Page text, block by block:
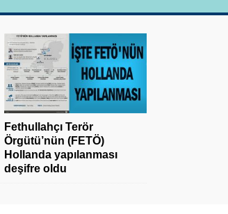
Fethullahçı Terör
Örgütü’nün (FETÖ)
Hollanda yapılanması
deşifre oldu